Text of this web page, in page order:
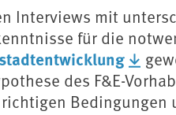
Interviews mit
für die
des F&E-